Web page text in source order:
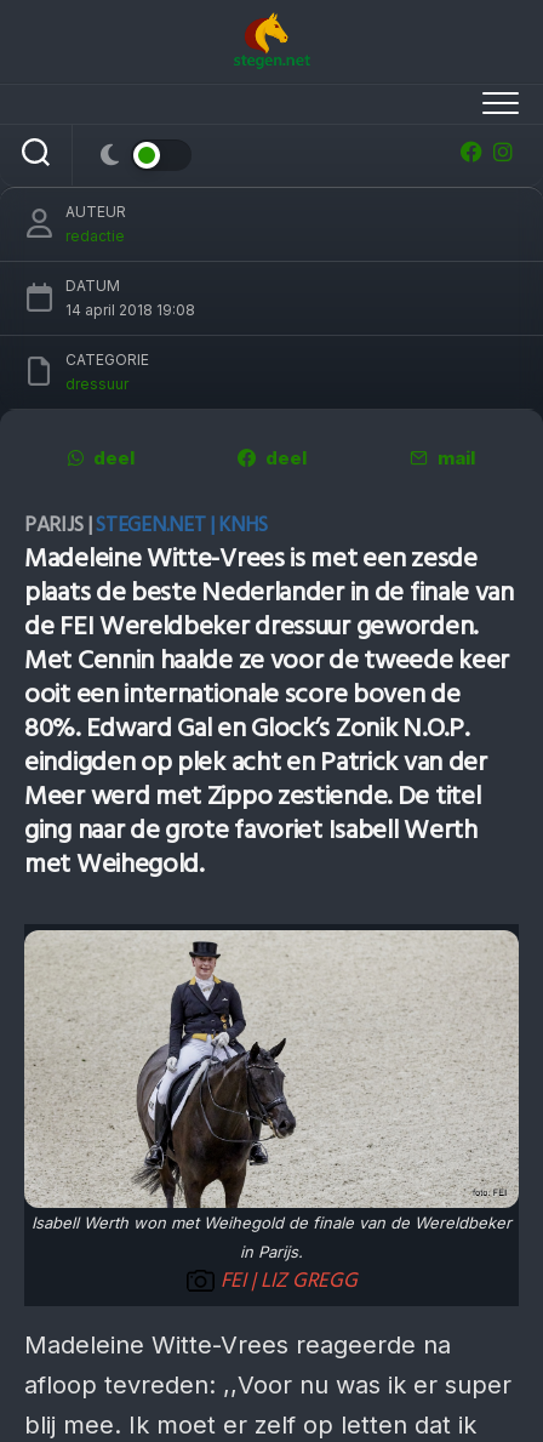
dressuur, Madeleine Witte zesde
AUTEUR
redactie
DATUM
14 april 2018 19:08
CATEGORIE
dressuur
deel deel mail
PARIJS |STEGEN.NET | KNHS
Madeleine Witte-Vrees is met een zesde
plaats de beste Nederlander in de finale van
de FEI Wereldbeker dressuur geworden.
Met Cennin haalde ze voor de tweede keer
ooit een internationale score boven de
80%. Edward Gal en Glock’s Zonik N.O.P.
eindigden op plek acht en Patrick van der
Meer werd met Zippo zestiende. De titel
ging naar de grote favoriet Isabell Werth
met Weihegold.
Isabell Werth won met Weihegold de finale van de Wereldbeker
in Parijs.
FEI | LIZ GREGG
Madeleine Witte-Vrees reageerde na
afloop tevreden: ,,Voor nu was ik er super
blij mee. Ik moet er zelf op letten dat ik